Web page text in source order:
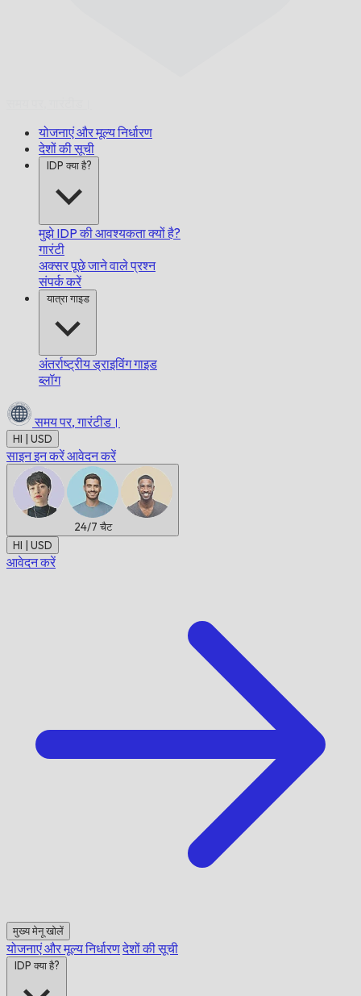
योजनाएं और मूल्य निर्धारण
देशों की सूची
IDP क्या है?
मुझे IDP की आवश्यकता क्यों है?
गारंटी
अक्सर पूछे जाने वाले प्रश्न
संपर्क करें
यात्रा गाइड
अंतर्राष्ट्रीय ड्राइविंग गाइड
ब्लॉग
समय पर, गारंटीड।
HI | USD
साइन इन करेंआवेदन करें
24/7 चैट
HI | USD
आवेदन करें
मुख्य मेनू खोलें
योजनाएं और मूल्य निर्धारणदेशों की सूची
IDP क्या है?